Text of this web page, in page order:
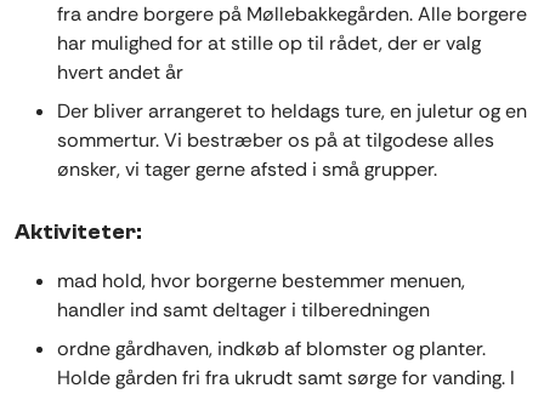
fra andre borgere på Møllebakkegården. Alle borgere
har mulighed for at stille op til rådet, der er valg
hvert andet år
Der bliver arrangeret to heldags ture, en juletur og en
sommertur. Vi bestræber os på at tilgodese alles
ønsker, vi tager gerne afsted i små grupper.
Aktiviteter:
mad hold, hvor borgerne bestemmer menuen,
handler ind samt deltager i tilberedningen
ordne gårdhaven, indkøb af blomster og planter.
Holde gården fri fra ukrudt samt sørge for vanding. I